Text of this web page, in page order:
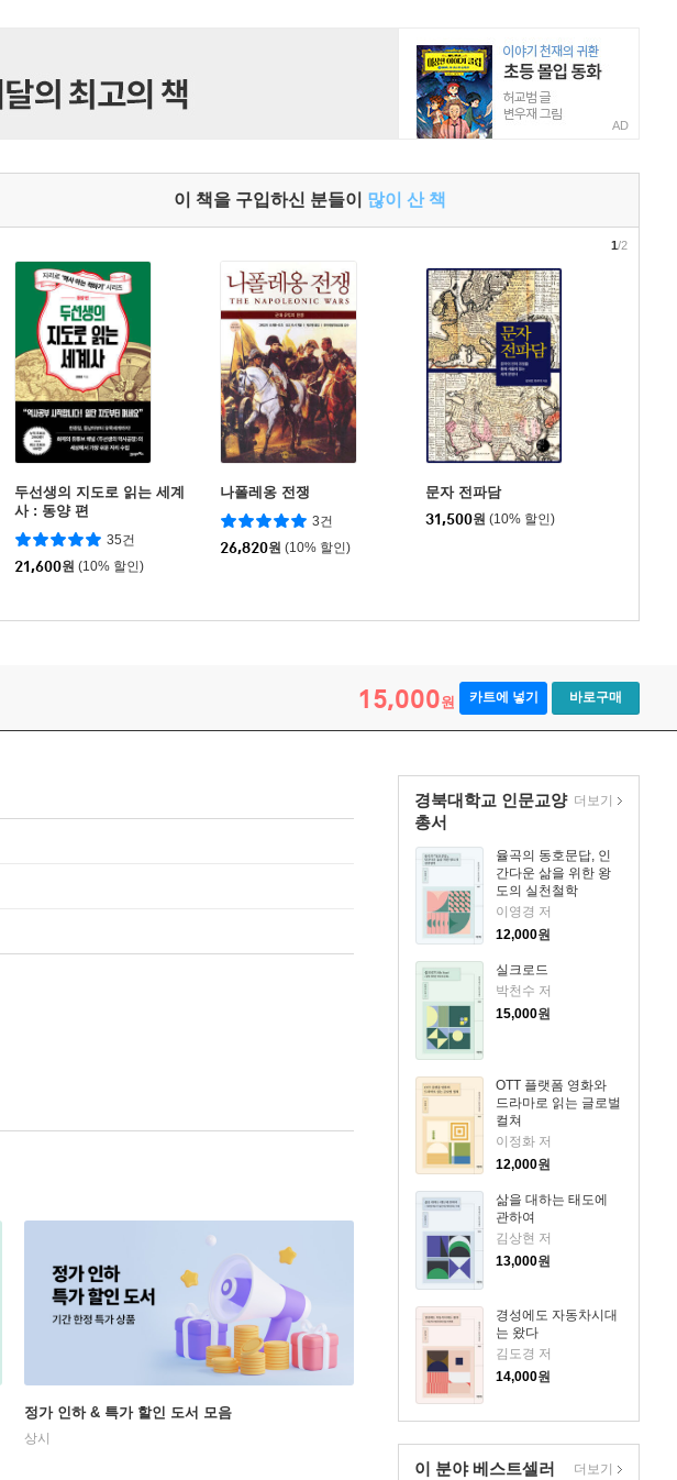
AD
이 책을 구입하신 분들이 많이 산 책
두선생의 지도로 읽는 세계
사 : 동양 편
35건
21,600원 (10% 할인)
나폴레옹 전쟁
3건
26,820원 (10% 할인)
문자 전파담
31,500원 (10% 할인)
1/2
15,000원 카트에 넣기 바로구매
경북대학교 인문교양
총서
율곡의 동호문답, 인
간다운 삶을 위한 왕
도의 실천철학
이영경 저
12,000원
실크로드
박천수 저
15,000원
OTT 플랫폼 영화와
드라마로 읽는 글로벌
컬쳐
이정화 저
12,000원
삶을 대하는 태도에
관하여
김상현 저
13,000원
경성에도 자동차시대
는 왔다
김도경 저
14,000원
더보기
이 분야 베스트셀러 더보기
정가 인하 & 특가 할인 도서 모음
상시